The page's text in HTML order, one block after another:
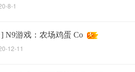
8-1
] N9游戏：农场鸡蛋 Co
12-11